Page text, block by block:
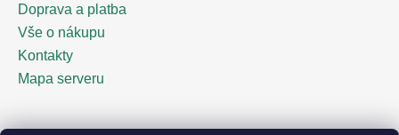
Doprava a platba
Vše o nákupu
Kontakty
Mapa serveru